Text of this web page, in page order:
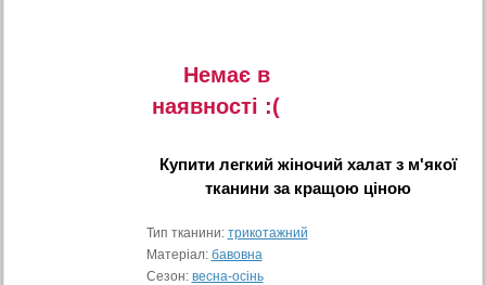
Немає в
наявностi :(
Купити легкий жіночий халат з м'якої
тканиниза кращою ціною
Тип тканини: трикотажний
Матеріал: бавовна
Сезон: весна-осінь